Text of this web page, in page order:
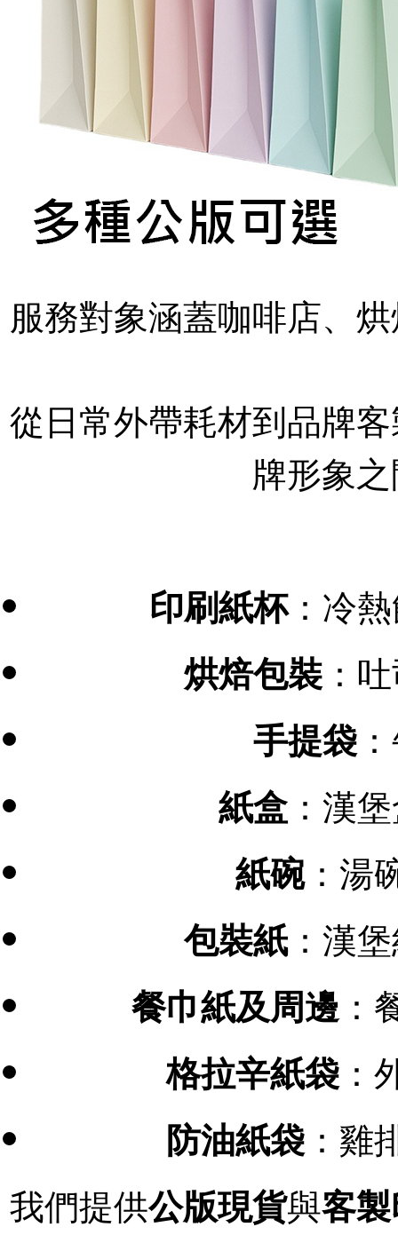
服務對象涵蓋咖啡店、
從日常外帶耗材到品牌
牌形象
印刷紙杯：冷
烘焙包裝 ：
手提袋
紙盒 ：漢
紙碗：湯
包裝紙：漢
餐巾紙及周邊：
格拉辛紙袋
防油紙袋 ：
我們提供公版現貨與客